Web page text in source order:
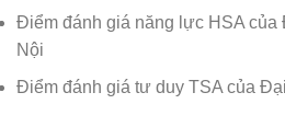
Điểm đánh giá năng lực HSA của
Nội
Điểm đánh giá tư duy TSA của